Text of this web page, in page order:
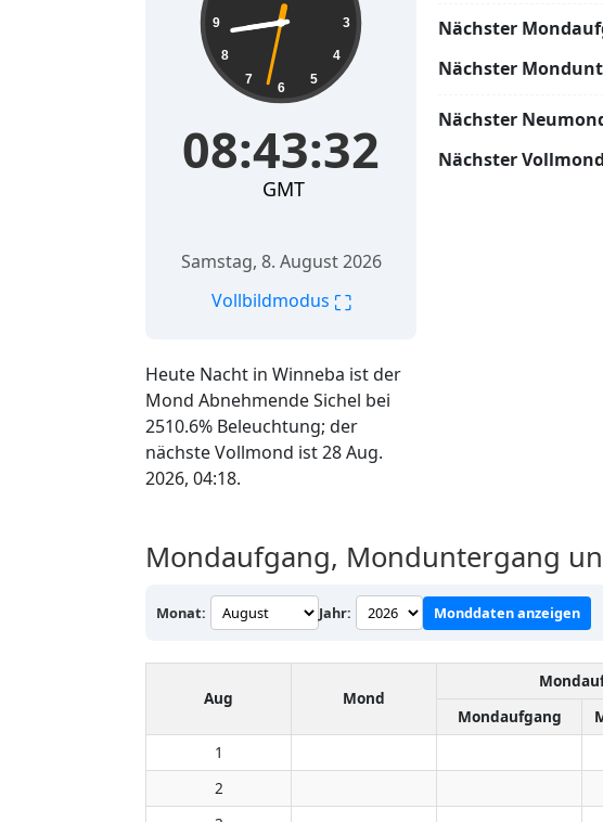
Heute Nacht in Winneba ist der
Mond Abnehmende Sichel bei
2510.6% Beleuchtung; der
nächste Vollmond ist 28 Aug.
2026, 04:18.
3
4
5
6
7
8
9
08:43:34
GMT
Samstag, 8. August 2026
Vollbildmodus ⛶
Nächster
Nächster
Nächster
Nächster
Mondaufgang, Monduntergang
Monat: Jahr: Monddaten anzeigen
Aug Mond
Mondaufgang
1
2